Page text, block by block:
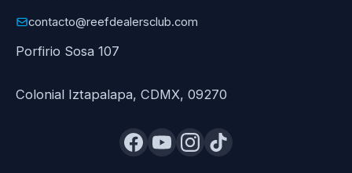
contacto@reefdealersclub.com
Porfirio Sosa 107
Colonial Iztapalapa, CDMX, 09270